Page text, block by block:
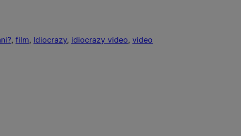
, film, Idiocrazy, idiocrazy video, video